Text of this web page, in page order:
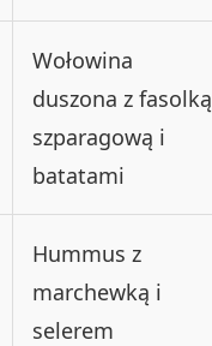
Wołowina
duszona z fasolką
szparagową i
batatami
Hummus z
marchewką i
selerem